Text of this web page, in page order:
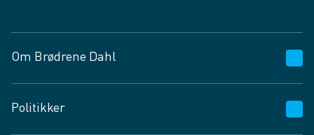
Om Brødrene Dahl
Vagttelefon 30 10 89 89
Politikker